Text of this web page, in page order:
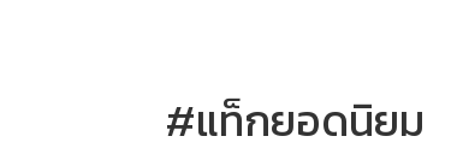
#แท็กยอดนิยม